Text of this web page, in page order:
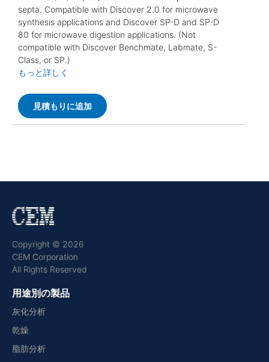
septa. Compatible with Discover 2.0 for microwave
synthesis applications and Discover SP-D and SP-D
80 for microwave digestion applications. (Not
compatible with Discover Benchmate, Labmate, S-
Class, or SP.)
もっと詳しく
見積もりに追加
Copyright © 2026
CEM Corporation
All Rights Reserved
用途別の製品
灰化分析
乾燥
脂肪分析